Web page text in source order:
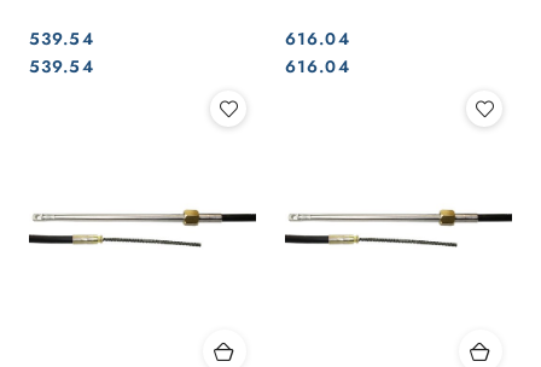
Cena:
539.54
Cena:
539.54 Cena:
616.04
Cena:
616.04